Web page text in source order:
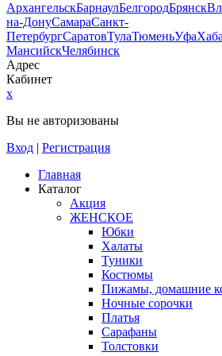
АрхангельскБарнаулБелгородБрянск
на-ДонуСамараСанкт-
ПетербургСаратовТулаТюменьУфа
МансийскЧелябинск
Адрес
Кабинет
x
Вы не авторизованы
Вход | Регистрация
Главная
Каталог
Акция
ЖЕНСКОЕ
Юбки
Халаты
Туники
Костюмы
Пижамы, домашние
Ночные сорочки
Платья
Сарафаны
Толстовки